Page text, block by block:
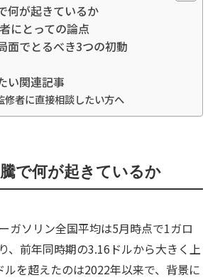
何が起きているか
にとっての論点
面でとるべき3つの初動
い関連記事
修者に直接相談したい方へ
で何が起きているか
ガソリン全国平均は5月時点で1ガロ
、前年同時期の3.16ドルから大きく上
を超えたのは2022年以来で、背景に